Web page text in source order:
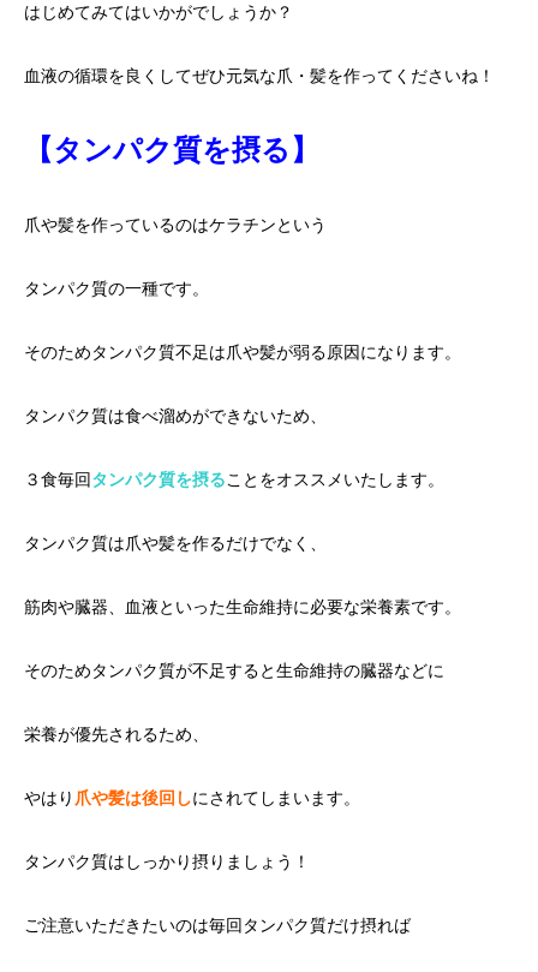
はじめてみてはいかがでしょうか？
血液の循環を良くしてぜひ元気な爪・髪を作ってくださいね！
【タンパク質を摂る】
爪や髪を作っているのはケラチンという
タンパク質の一種です。
そのためタンパク質不足は爪や髪が弱る原因になります。
タンパク質は食べ溜めができないため、
３食毎回 タンパク質を摂ることをオススメいたします。
タンパク質は爪や髪を作るだけでなく、
筋肉や臓器、血液といった生命維持に必要な栄養素です。
そのためタンパク質が不足すると生命維持の臓器などに
栄養が優先されるため、
やはり 爪や髪は後回しにされてしまいます。
タンパク質はしっかり摂りましょう！
ご注意いただきたいのは毎回タンパク質だけ摂れば